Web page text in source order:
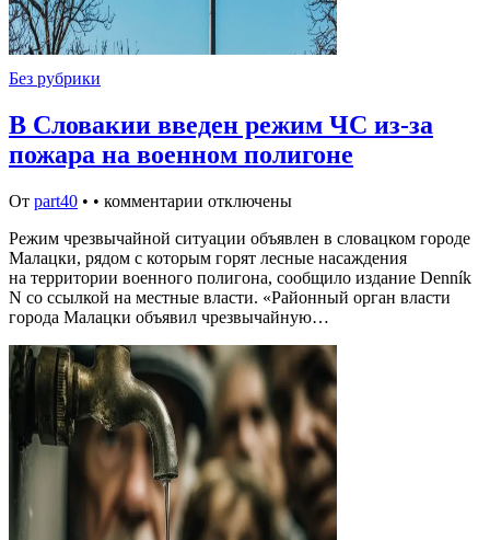
Без рубрики
В Словакии введен режим ЧС из-за
пожара на военном полигоне
От part40 • • комментарии отключены
Режим чрезвычайной ситуации объявлен в словацком городе
Малацки, рядом с которым горят лесные насаждения
на территории военного полигона, сообщило издание Denník
N со ссылкой на местные власти. «Районный орган власти
города Малацки объявил чрезвычайную…